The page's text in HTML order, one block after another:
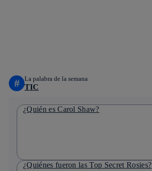
# La palabra de la semana
TIC
¿Quién es Carol Shaw?
¿Quiénes fueron las Top Secret Rosies?